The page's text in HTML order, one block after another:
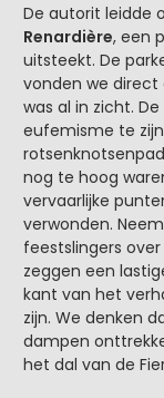
De autorit leidde
Renardière, een
uitsteekt. De
vonden we direct
was al in zicht.
eufemisme te
nog te hoog
vervaarlijke
verwonden.
feestslingers
zeggen een
kant van het
zijn. We denken
dampen
het dal van de